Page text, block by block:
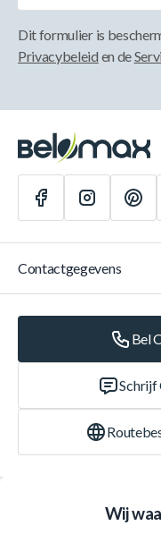
Wij
Dit formulier is
Privacybeleid en de
Contactgegevens
Bel
Schrijf